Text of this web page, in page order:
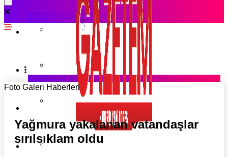
EKONOMI HABERLERI
POLITIKA HABERLERI
MAGAZIN HABERLERI
SPOR HABERLERI
RÖPORTAJLAR
YAZARLAR
RESMI İLANLAR
Foto Galeri Haberleri
Yağmura yakalanan vatandaşlar
sırılsıklam oldu